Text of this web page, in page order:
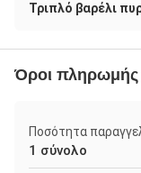
Τριπλό βαρέλι
Όροι πληρωμής
Ποσότητα
1 σύνολο